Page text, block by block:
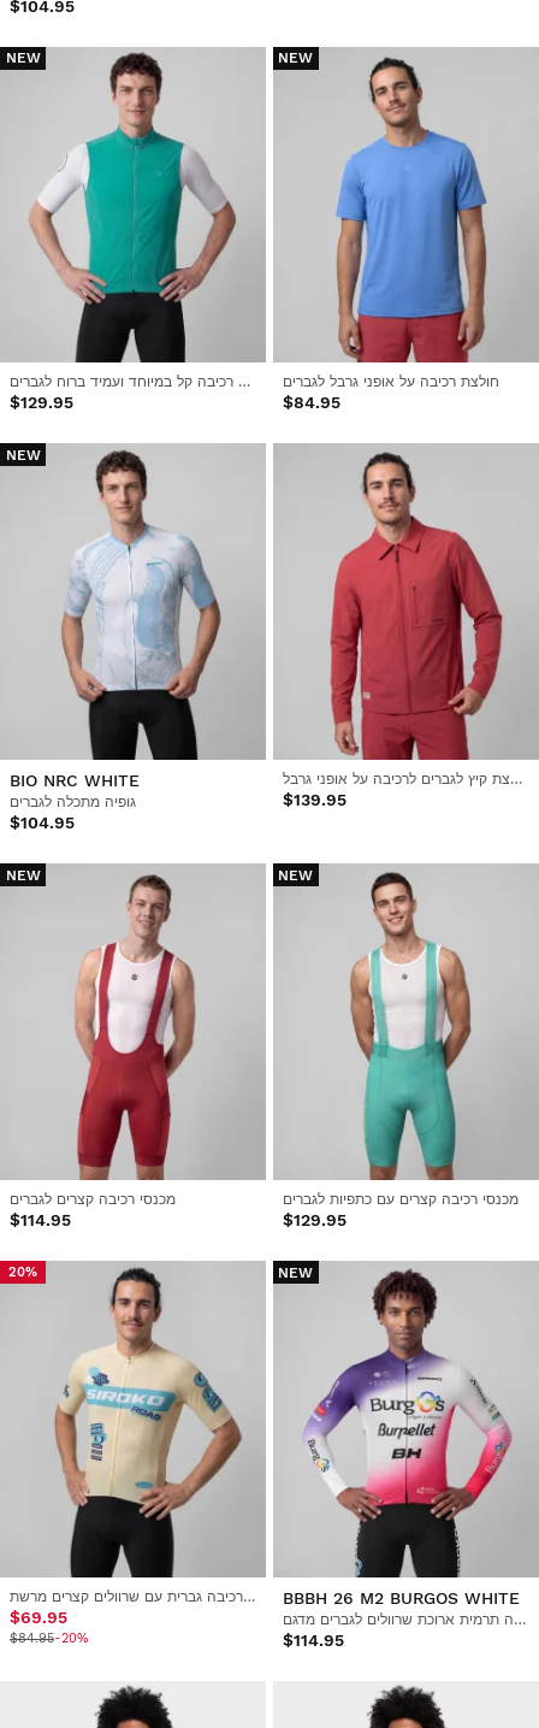
$104.95
NEW
ווסט רכיבה קל במיוחד ועמיד ברוח לגברים
$129.95
NEW
חולצת רכיבה על אופני גרבל לגברים
$84.95
NEW
BIO NRC WHITE
גופיה מתכלה לגברים
$104.95
חולצת קיץ לגברים לרכיבה על אופני גרבל
$139.95
NEW
מכנסי רכיבה קצרים לגברים
$114.95
NEW
מכנסי רכיבה קצרים עם כתפיות לגברים
$129.95
20%
חולצת רכיבה גברית עם שרוולים קצרים מרשת
$69.95
$84.95-20%
NEW
BBBH 26 M2 BURGOS WHITE
חולצת רכיבה תרמית ארוכת שרוולים לגברים מדגם Burgos Burpellet BH x Siroko
$114.95